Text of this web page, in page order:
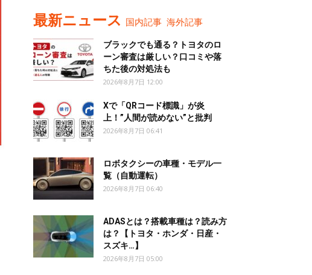
最新ニュース 国内記事 海外記事
ブラックでも通る？トヨタのロ
ーン審査は厳しい？口コミや落
ちた後の対処法も
2026年8月7日 12:00
Xで「QRコード標識」が炎
上！”人間が読めない”と批判
2026年8月7日 06:41
ロボタクシーの車種・モデル一
覧（自動運転）
2026年8月7日 06:40
ADASとは？搭載車種は？読み方
は？【トヨタ・ホンダ・日産・
スズキ…】
2026年8月7日 05:00